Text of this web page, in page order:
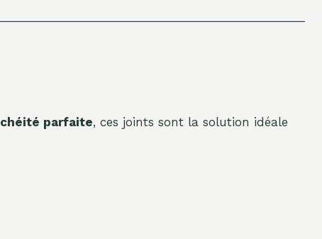
parfaite, ces joints sont la solution idéale